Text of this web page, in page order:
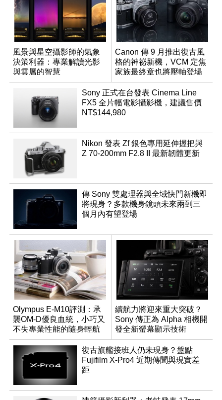
風景與星空攝影師的氣象
決策利器：專業解讀光影
與雲層的智慧
App「Atmos」登場
Canon 傳 9 月推出復古風
格的神祕新機，VCM 定焦
家族最終章也將壓軸登場
Sony 正式在台發表 Cinema Line
FX5 全片幅電影攝影機，建議售價
NT$144,980
Nikon 發表 Zf 銀色專用延伸握把與
Z 70-200mm F2.8 II 最新韌體更新
傳 Sony 雙處理器與全域快門新機即
將現身？多款機身鏡頭未來兩到三
個月內有望登場
Olympus E-M10評測：承
襲OM-D優良血統，小巧又
不失專業性能的隨身輕航
機
續航力將迎來重大突破？
Sony 傳正為 Alpha 相機開
發全新螢幕顯示技術
復古旗艦接班人仍未現身？盤點
Fujifilm X-Pro4 近期傳聞與現實差
距